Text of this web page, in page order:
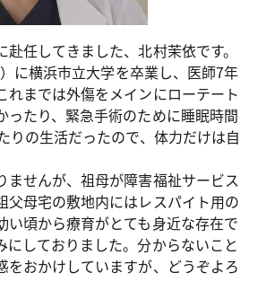
任してきました、北村茉依です。
に横浜市立大学を卒業し、医師7年
れまでは外傷をメインにローテート
ったり、緊急手術のために睡眠時間
りの生活だったので、体力だけは自
ませんが、祖母が障害福祉サービス
父母宅の敷地内にはレスパイト用の
い頃から療育がとても身近な存在で
にしておりました。分からないこと
をおかけしていますが、どうぞよろ